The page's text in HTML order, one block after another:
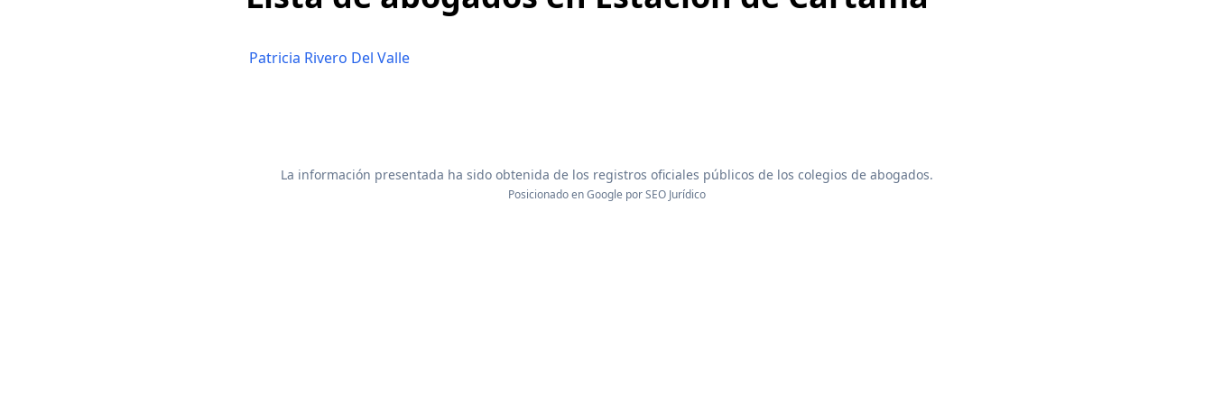
Patricia Rivero Del Valle
La información presentada ha sido obtenida de los registros oficiales públicos de los colegios de abogados.
Posicionado en Google porSEO Jurídico